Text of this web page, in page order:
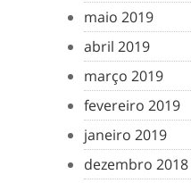
maio 2019
abril 2019
março 2019
fevereiro 2019
janeiro 2019
dezembro 2018